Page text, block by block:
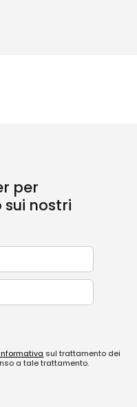
per
nostri
sul trattamento dei
a tale trattamento.